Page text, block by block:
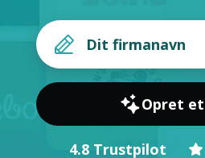
LOG IND
Opret
4.8 Trustpilot